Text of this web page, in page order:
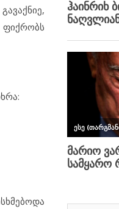
ფიქრობს